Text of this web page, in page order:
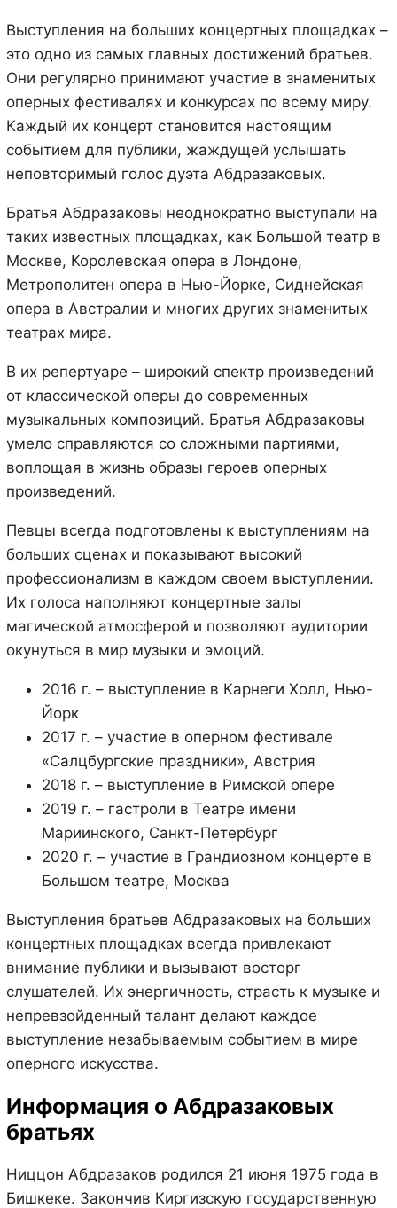
Выступления на больших концертных площадках –
это одно из самых главных достижений братьев.
Они регулярно принимают участие в знаменитых
оперных фестивалях и конкурсах по всему миру.
Каждый их концерт становится настоящим
событием для публики, жаждущей услышать
неповторимый голос дуэта Абдразаковых.
Братья Абдразаковы неоднократно выступали на
таких известных площадках, как Большой театр в
Москве, Королевская опера в Лондоне,
Метрополитен опера в Нью-Йорке, Сиднейская
опера в Австралии и многих других знаменитых
театрах мира.
В их репертуаре – широкий спектр произведений
от классической оперы до современных
музыкальных композиций. Братья Абдразаковы
умело справляются со сложными партиями,
воплощая в жизнь образы героев оперных
произведений.
Певцы всегда подготовлены к выступлениям на
больших сценах и показывают высокий
профессионализм в каждом своем выступлении.
Их голоса наполняют концертные залы
магической атмосферой и позволяют аудитории
окунуться в мир музыки и эмоций.
2016 г. – выступление в Карнеги Холл, Нью-
Йорк
2017 г. – участие в оперном фестивале
«Салцбургские праздники», Австрия
2018 г. – выступление в Римской опере
2019 г. – гастроли в Театре имени
Мариинского, Санкт-Петербург
2020 г. – участие в Грандиозном концерте в
Большом театре, Москва
Выступления братьев Абдразаковых на больших
концертных площадках всегда привлекают
внимание публики и вызывают восторг
слушателей. Их энергичность, страсть к музыке и
непревзойденный талант делают каждое
выступление незабываемым событием в мире
оперного искусства.
Информация о Абдразаковых
братьях
Ниццон Абдразаков родился 21 июня 1975 года в
Бишкеке. Закончив Киргизскую государственную